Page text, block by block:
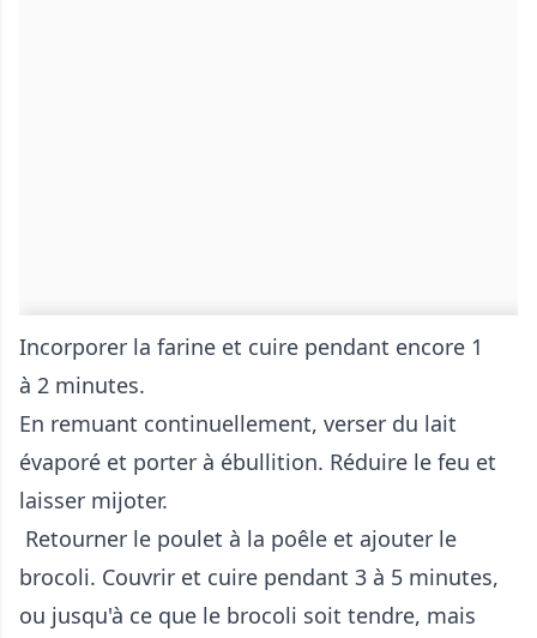
Incorporer la farine et cuire pendant encore 1
à 2 minutes.
En remuant continuellement, verser du lait
évaporé et porter à ébullition. Réduire le feu et
laisser mijoter.
Retourner le poulet à la poêle et ajouter le
brocoli. Couvrir et cuire pendant 3 à 5 minutes,
ou jusqu'à ce que le brocoli soit tendre, mais